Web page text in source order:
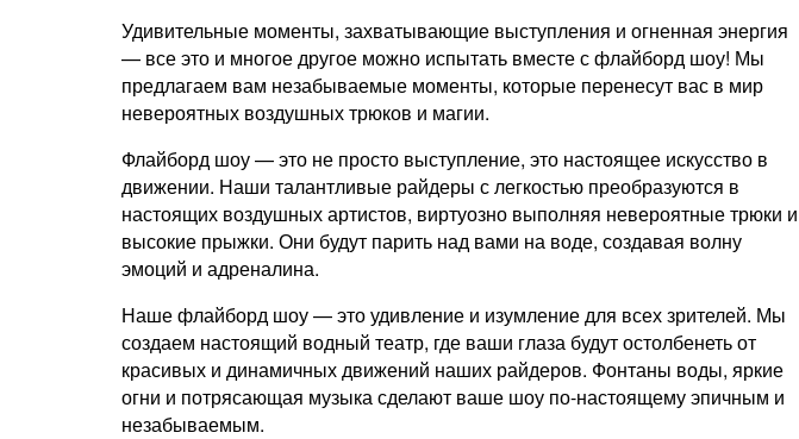
Удивительные моменты, захватывающие выступления и огненная энергия
— все это и многое другое можно испытать вместе с флайборд шоу! Мы
предлагаем вам незабываемые моменты, которые перенесут вас в мир
невероятных воздушных трюков и магии.
Флайборд шоу — это не просто выступление, это настоящее искусство в
движении. Наши талантливые райдеры с легкостью преобразуются в
настоящих воздушных артистов, виртуозно выполняя невероятные трюки и
высокие прыжки. Они будут парить над вами на воде, создавая волну
эмоций и адреналина.
Наше флайборд шоу — это удивление и изумление для всех зрителей. Мы
создаем настоящий водный театр, где ваши глаза будут остолбенеть от
красивых и динамичных движений наших райдеров. Фонтаны воды, яркие
огни и потрясающая музыка сделают ваше шоу по-настоящему эпичным и
незабываемым.